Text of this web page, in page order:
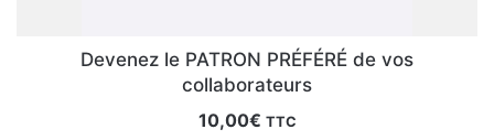
Devenez le PATRON PRÉFÉRÉ de vos
collaborateurs
10,00€ TTC